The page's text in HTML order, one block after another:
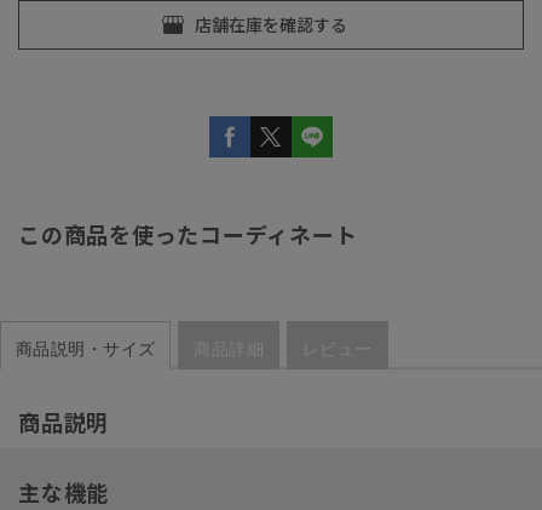
この商品を使ったコーディネート
商品説明・サイズ 商品詳細 レビュー
商品説明
主な機能